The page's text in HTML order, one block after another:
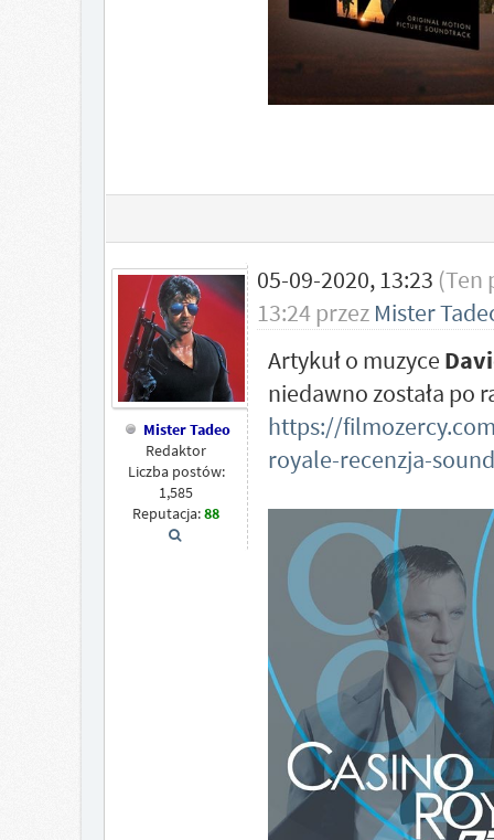
Mister Tadeo
Redaktor
Liczba postów:
1,585
Reputacja:88
05-09-2020, 13:23 (Ten
13:24 przez Mister
Artykuł o muzyce
niedawno została po
https://
royale-recenzja-